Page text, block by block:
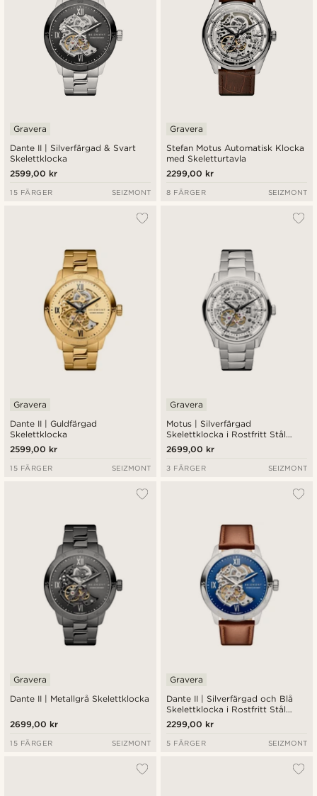
Dante II | Silverfärgad & Svart
Skelettklocka
Gravera
2599,00 kr
15 FÄRGER SEIZMONT
Stefan Motus Automatisk Klocka
med Skeletturtavla
Gravera
2299,00 kr
8 FÄRGER SEIZMONT
Dante II | Guldfärgad
Skelettklocka
Gravera
2599,00 kr
15 FÄRGER SEIZMONT
Motus | Silverfärgad
Skelettklocka i Rostfritt Stål
med Automatiskt Urverk
Gravera
2699,00 kr
3 FÄRGER SEIZMONT
Dante II | Metallgrå Skelettklocka
Gravera
2699,00 kr
15 FÄRGER SEIZMONT
Dante II | Silverfärgad och Blå
Skelettklocka i Rostfritt Stål
med Klockrem i Läder
Gravera
2299,00 kr
5 FÄRGER SEIZMONT